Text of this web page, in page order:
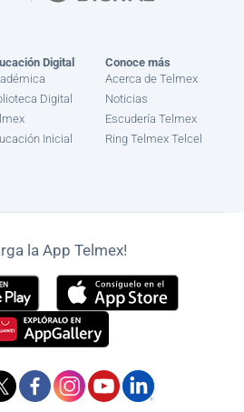
Digital
Digital
Inicial
Conoce más
Acerca de Telmex
Noticias
Escudería Telmex
Ring Telmex Telcel
la App Telmex!